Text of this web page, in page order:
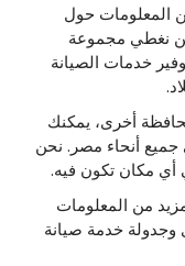
المعلومات حول
نغطي مجموعة
خدمات الصيانة
أخرى، يمكنك
أنحاء مصر. نحن
أي مكان تكون فيه.
من المعلومات
خدمة صيانة